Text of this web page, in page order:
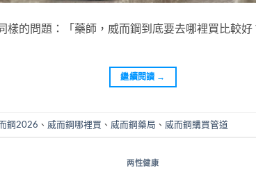
樣的問題：「藥師，威而鋼到底要去哪裡買比較
繼續閱讀 →
鋼2026 、 威而鋼哪裡買 、 威而鋼藥局 、 威而鋼購買管道
两性健康